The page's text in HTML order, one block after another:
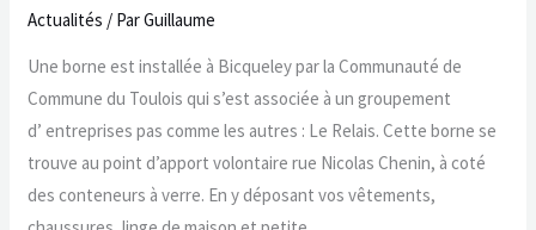
Actualités / ParGuillaume
Une borne est installée à Bicqueley par la Communauté de
Commune du Toulois qui s’est associée à un groupement
d’ entreprises pas comme les autres : Le Relais. Cette borne se
trouve au point d’apport volontaire rue Nicolas Chenin, à coté
des conteneurs à verre. En y déposant vos vêtements,